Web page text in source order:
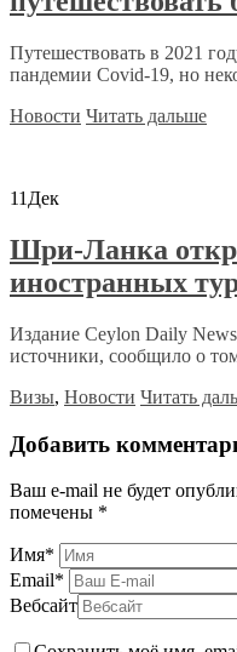
Путешествовать в 2021
пандемии Covid-19, но
Новости Читать дальше
11 Дек
Шри-Ланка
иностранных
Издание Ceylon Daily
источники, сообщило о
Визы, Новости Читать
Добавить
Ваш e-mail не будет
помечены *
Имя*
Email*
Вебсайт